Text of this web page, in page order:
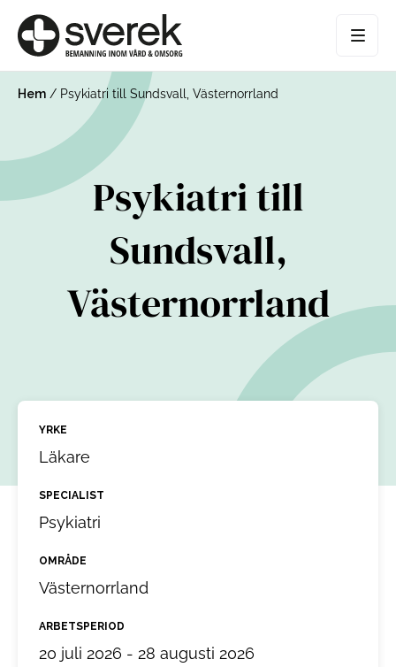
Hem / Psykiatri till Sundsvall, Västernorrland
Psykiatri till
Sundsvall,
Västernorrland
YRKE
Läkare
SPECIALIST
Psykiatri
OMRÅDE
Västernorrland
ARBETSPERIOD
20 juli 2026 - 28 augusti 2026